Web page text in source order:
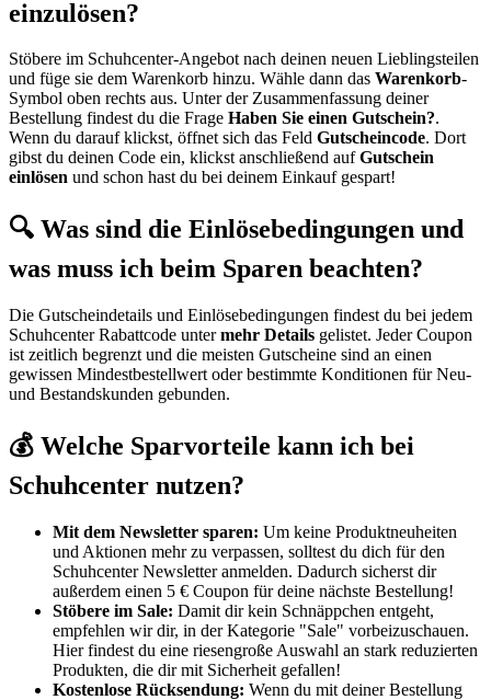
einzulösen?
Stöbere im Schuhcenter-Angebot nach deinen neuen Lieblingsteilen
und füge sie dem Warenkorb hinzu. Wähle dann das Warenkorb-
Symbol oben rechts aus. Unter der Zusammenfassung deiner
Bestellung findest du die Frage Haben Sie einen Gutschein?.
Wenn du darauf klickst, öffnet sich das Feld Gutscheincode. Dort
gibst du deinen Code ein, klickst anschließend aufGutschein
einlösen und schon hast du bei deinem Einkauf gespart!
🔍 Was sind die Einlösebedingungen und
was muss ich beim Sparen beachten?
Die Gutscheindetails und Einlösebedingungen findest du bei jedem
Schuhcenter Rabattcode untermehr Details gelistet. Jeder Coupon
ist zeitlich begrenzt und die meisten Gutscheine sind an einen
gewissen Mindestbestellwert oder bestimmte Konditionen für Neu-
und Bestandskunden gebunden.
💰 Welche Sparvorteile kann ich bei
Schuhcenter nutzen?
Mit dem Newsletter sparen: Um keine Produktneuheiten
und Aktionen mehr zu verpassen, solltest du dich für den
Schuhcenter Newsletter anmelden. Dadurch sicherst dir
außerdem einen 5 € Coupon für deine nächste Bestellung!
Stöbere im Sale: Damit dir kein Schnäppchen entgeht,
empfehlen wir dir, in der Kategorie "Sale" vorbeizuschauen.
Hier findest du eine riesengroße Auswahl an stark reduzierten
Produkten, die dir mit Sicherheit gefallen!
Kostenlose Rücksendung: Wenn du mit deiner Bestellung